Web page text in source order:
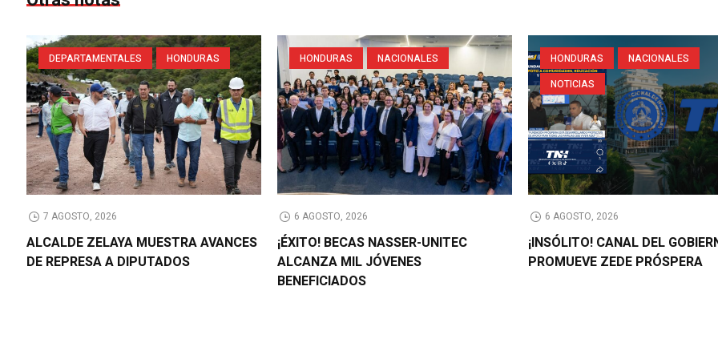
DEPARTAMENTALES HONDURAS
7 AGOSTO, 2026
ALCALDE ZELAYA MUESTRA AVANCES
DE REPRESA A DIPUTADOS
HONDURAS NACIONALES
6 AGOSTO, 2026
¡ÉXITO! BECAS NASSER-UNITEC
ALCANZA MIL JÓVENES
BENEFICIADOS
HONDURAS
NACIONALES
NOTICIAS
6 AGOSTO, 2026
¡INSÓLITO! CANAL DEL
PROMUEVE ZEDE PRÓSPERA